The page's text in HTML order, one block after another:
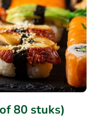
80 stuks)